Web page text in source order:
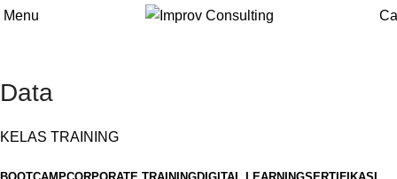
Menu
Data
KELAS TRAINING